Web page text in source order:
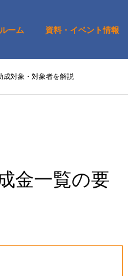
ーム 資料・イベント情報
成対象・対象者を解説
金一覧の要